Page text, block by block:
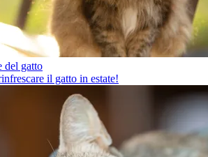
del gatto
il gatto in estate!